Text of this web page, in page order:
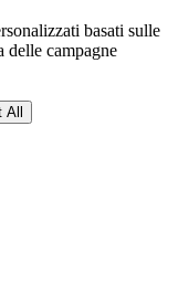
basati sulle
delle campagne